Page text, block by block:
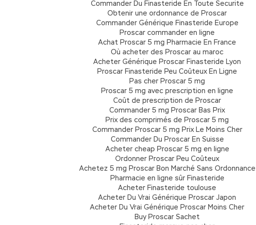
Commander Du Finasteride En Toute Securite
Obtenir une ordonnance de Proscar
Commander Générique Finasteride Europe
Proscar commander en ligne
Achat Proscar 5 mg Pharmacie En France
Où acheter des Proscar au maroc
Acheter Générique Proscar Finasteride Lyon
Proscar Finasteride Peu Coûteux En Ligne
Pas cher Proscar 5 mg
Proscar 5 mg avec prescription en ligne
Coût de prescription de Proscar
Commander 5 mg Proscar Bas Prix
Prix des comprimés de Proscar 5 mg
Commander Proscar 5 mg Prix Le Moins Cher
Commander Du Proscar En Suisse
Acheter cheap Proscar 5 mg en ligne
Ordonner Proscar Peu Coûteux
Achetez 5 mg Proscar Bon Marché Sans Ordonnance
Pharmacie en ligne sûr Finasteride
Acheter Finasteride toulouse
Acheter Du Vrai Générique Proscar Japon
Acheter Du Vrai Générique Proscar Moins Cher
Buy Proscar Sachet